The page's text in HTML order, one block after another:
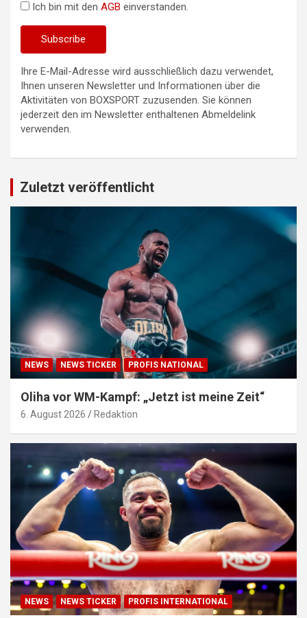
Ich bin mit den AGB einverstanden.
Ihre E-Mail-Adresse wird ausschließlich dazu verwendet,
Ihnen unseren Newsletter und Informationen über die
Aktivitäten von BOXSPORT zuzusenden. Sie können
jederzeit den im Newsletter enthaltenen Abmeldelink
verwenden.
Zuletzt veröffentlicht
NEWS NEWS TICKER PROFIS NATIONAL
Oliha vor WM-Kampf: „Jetzt ist meine Zeit“
6. August 2026 Redaktion
NEWS NEWS TICKER PROFIS INTERNATIONAL